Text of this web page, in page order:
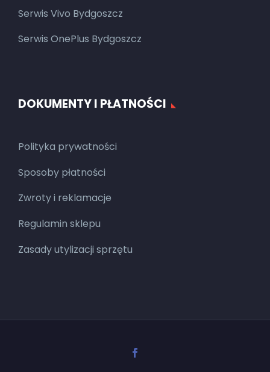
Serwis Vivo Bydgoszcz
Serwis OnePlus Bydgoszcz
DOKUMENTY I PŁATNOŚCI
Polityka prywatności
Sposoby płatności
Zwroty i reklamacje
Regulamin sklepu
Zasady utylizacji sprzętu